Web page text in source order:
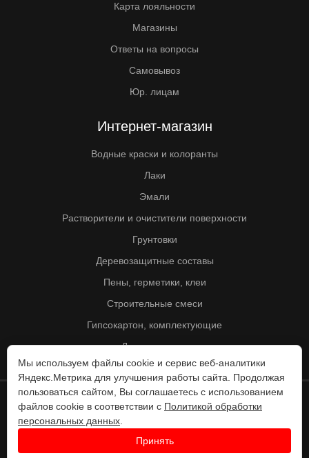
Карта лояльности
Магазины
Ответы на вопросы
Самовывоз
Юр. лицам
Интернет-магазин
Водные краски и колоранты
Лаки
Эмали
Растворители и очистители поверхности
Грунтовки
Деревозащитные составы
Пены, герметики, клеи
Строительные смеси
Гипсокартон, комплектующие
Другие товары
© Колорит 1995 - 2026
Разработка веб-сайта -
Мы используем файлы cookie и сервис веб-аналитики
Яндекс.Метрика для улучшения работы сайта. Продолжая
пользоваться сайтом, Вы соглашаетесь с использованием
файлов cookie в соответствии с Политикой обработки
персональных данных
Принять